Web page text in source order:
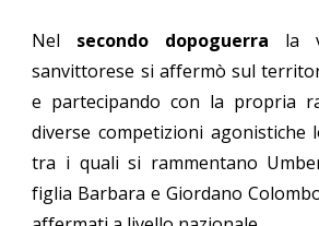
Nel secondo dopoguerra la
sanvittorese si affermò sul
e partecipando con la propria
diverse competizioni agonistiche
tra i quali si rammentano
figlia Barbara e Giordano